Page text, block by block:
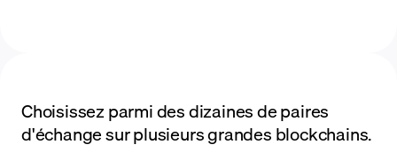
Choisissez parmi des dizaines de paires
d'échange sur plusieurs grandes blockchains.